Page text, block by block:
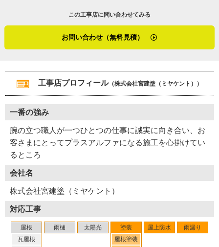
この工事店に問い合わせてみる
お問い合わせ（無料見積）
工事店プロフィール（株式会社宮建塗（ミヤケント））
一番の強み
腕の立つ職人が一つひとつの仕事に誠実に向き合い、お
客さまにとってプラスアルファになる施工を心掛けてい
るところ
会社名
株式会社宮建塗（ミヤケント）
対応工事
屋根
瓦屋根
雨樋 太陽光
塗装
屋根塗装
屋上防水 雨漏り